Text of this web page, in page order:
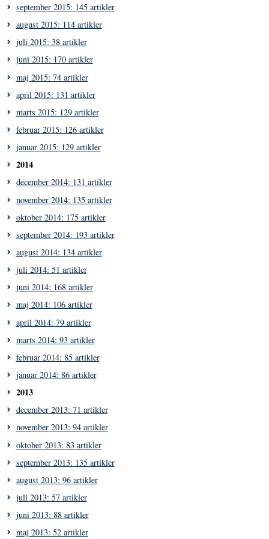
september 2015: 145 artikler
august 2015: 114 artikler
juli 2015: 38 artikler
juni 2015: 170 artikler
maj 2015: 74 artikler
april 2015: 131 artikler
marts 2015: 129 artikler
februar 2015: 126 artikler
januar 2015: 129 artikler
2014
december 2014: 131 artikler
november 2014: 135 artikler
oktober 2014: 175 artikler
september 2014: 193 artikler
august 2014: 134 artikler
juli 2014: 51 artikler
juni 2014: 168 artikler
maj 2014: 106 artikler
april 2014: 79 artikler
marts 2014: 93 artikler
februar 2014: 85 artikler
januar 2014: 86 artikler
2013
december 2013: 71 artikler
november 2013: 94 artikler
oktober 2013: 83 artikler
september 2013: 135 artikler
august 2013: 96 artikler
juli 2013: 57 artikler
juni 2013: 88 artikler
maj 2013: 52 artikler